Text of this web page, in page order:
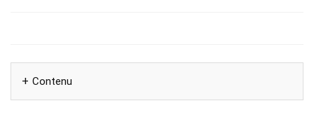
Contenu